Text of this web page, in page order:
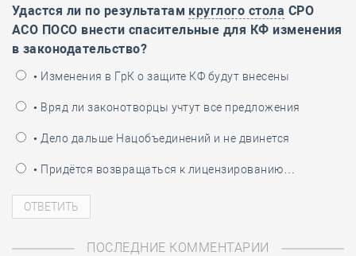
Удастся ли по результатам круглого стола СРО
АСО ПОСО внести спасительные для КФ изменения
в законодательство?
• Изменения в ГрК о защите КФ будут внесены
• Вряд ли законотворцы учтут все предложения
• Дело дальше Нацобъединений и не двинется
• Придётся возвращаться к лицензированию…
ПОСЛЕДНИЕ КОММЕНТАРИИ